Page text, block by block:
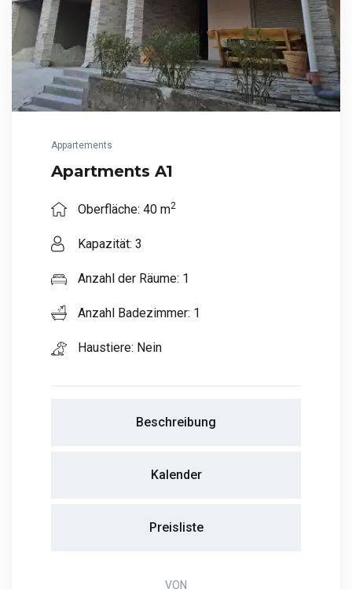
Appartements
Apartments A1
Oberfläche: 40 m2
Kapazität: 3
Anzahl der Räume: 1
Anzahl Badezimmer: 1
Haustiere: Nein
Beschreibung
Kalender
Preisliste
VON